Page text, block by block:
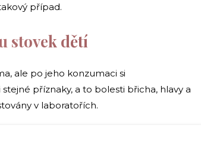
případ.
stovek dětí
ale po jeho konzumaci si
příznaky, a to bolesti břicha, hlavy a
v laboratořích.